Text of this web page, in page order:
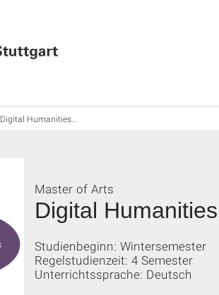
Digital Humanities M.A.
Digital Humanities
Master of Arts
Studienbeginn: Wintersemester
Regelstudienzeit: 4 Semester
Unterrichtssprache: Deutsch